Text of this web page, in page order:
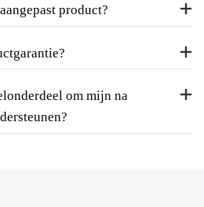
product?
om mijn na